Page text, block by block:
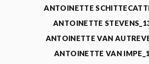
ANTOINETTE
ANTOINETTE
ANTOINETTE VAN
ANTOINETTE VAN